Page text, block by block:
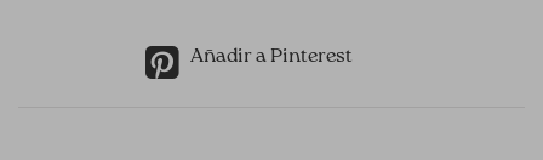
Añadir a Pinterest